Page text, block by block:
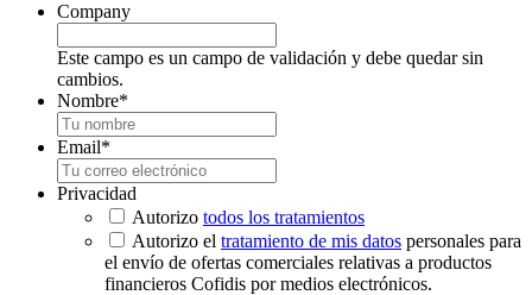
Company
Este campo es un campo de validación y debe quedar sin
cambios.
Nombre*
Email*
Privacidad
Autorizo todos los tratamientos
Autorizo el tratamiento de mis datos personales para
el envío de ofertas comerciales relativas a productos
financieros Cofidis por medios electrónicos.